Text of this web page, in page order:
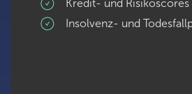
Kredit- und Risikoscores
Insolvenz- und